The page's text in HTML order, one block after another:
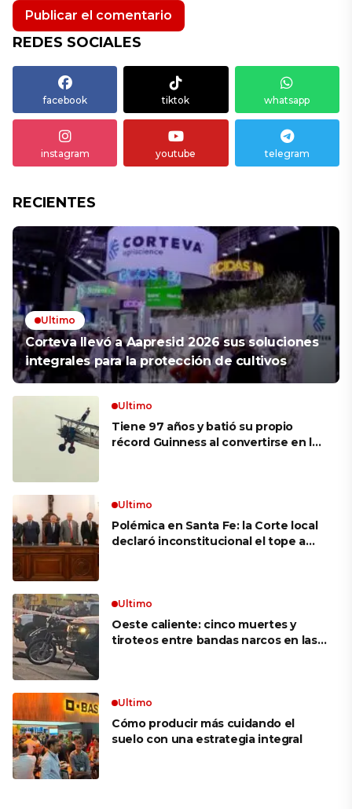
REDES SOCIALES
facebook tiktok whatsapp
instagram youtube telegram
RECIENTES
Ultimo
Corteva llevó a Aapresid 2026 sus soluciones
integrales para la protección de cultivos
Ultimo
Tiene 97 años y batió su propio
récord Guinness al convertirse en la
puedo’ no existen en mi vocabulario»
Ultimo
Polémica en Santa Fe: la Corte local
declaró inconstitucional el tope a
Ultimo
Oeste caliente: cinco muertes y
tiroteos entre bandas narcos en las
Ultimo
Cómo producir más cuidando el
suelo con una estrategia integral